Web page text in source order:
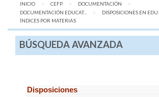
INICIO CEFP
DOCUMENTACIÓN
DOCUMENTACIÓN EDUCAT...
DISPOSICIONES EN EDU...
AQUÍ:
ÍNDICES POR MATERIAS
BÚSQUEDA AVANZADA
Disposiciones